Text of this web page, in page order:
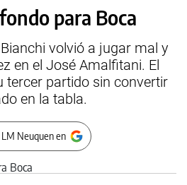
para Boca
volvió a jugar mal y
en el José Amalfitani. El
tercer partido sin convertir
en la tabla.
Neuquen en